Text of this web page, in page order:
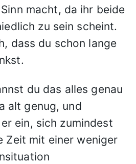
macht, da ihr beide
zu sein scheint.
dass du schon lange
du das alles genau
alt genug, und
ein, sich zumindest
Zeit mit einer weniger